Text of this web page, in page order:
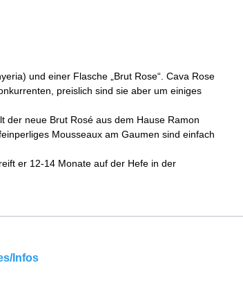
und einer Flasche „Brut Rose“. Cava Rose
preislich sind sie aber um einiges
der neue Brut Rosé aus dem Hause Ramon
Mousseaux am Gaumen sind einfach
er 12-14 Monate auf der Hefe in der
Infos